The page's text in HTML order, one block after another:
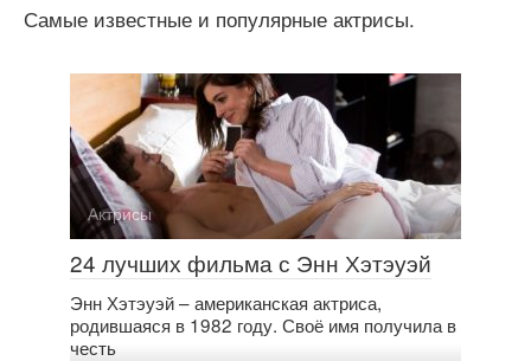
Самые известные и популярные актрисы.
Актрисы
24 лучших фильма с Энн Хэтэуэй
Энн Хэтэуэй – американская актриса,
родившаяся в 1982 году. Своё имя получила в
честь